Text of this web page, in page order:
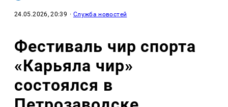
24.05.2026, 20:39 · Служба новостей
Фестиваль чир спорта
«Карьяла чир»
состоялся в